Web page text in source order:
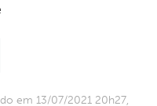
em 13/07/2021 20h27,